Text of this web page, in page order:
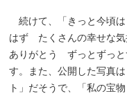
続けて、「きっと今頃
はず たくさんの幸せな
ありがとう ずっとずっと
す。また、公開した写真
ト」だそうで、「私の宝